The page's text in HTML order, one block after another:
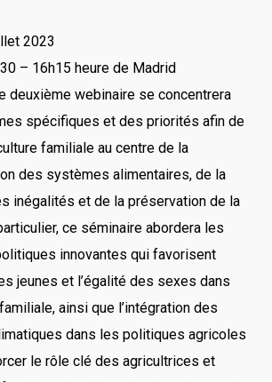
2023
– 16h15 heure de Madrid
deuxième webinaire se concentrera
spécifiques et des priorités afin de
familiale au centre de la
des systèmes alimentaires, de la
inégalités et de la préservation de la
ce séminaire abordera les
innovantes qui favorisent
jeunes et l’égalité des sexes dans
ainsi que l’intégration des
dans les politiques agricoles
le rôle clé des agricultrices et